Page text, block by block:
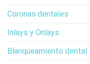
Coronas dentales
Inlays y Onlays
Blanqueamiento dental